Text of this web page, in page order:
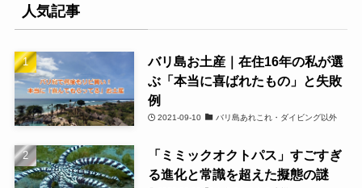
人気記事
バリ島お土産｜在住16年の私が選
ぶ「本当に喜ばれたもの」と失敗
例
2021-09-10 バリ島あれこれ・ダイビング以外
「ミミックオクトパス」すごすぎ
る進化と常識を超えた擬態の謎